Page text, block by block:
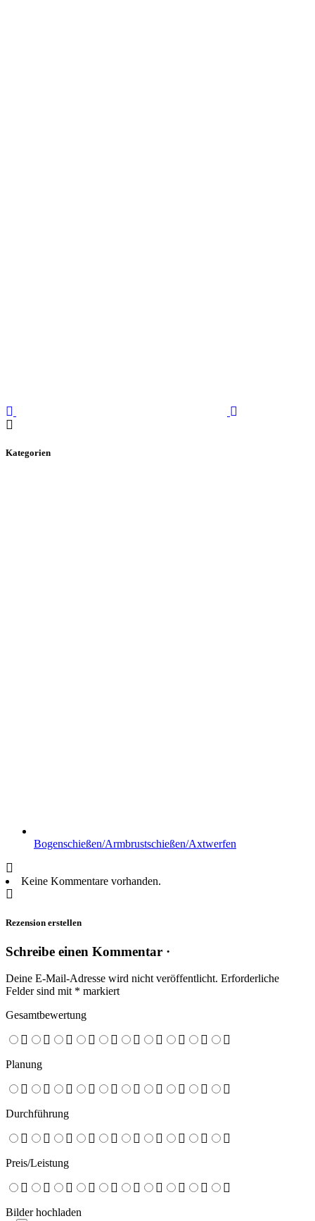
Kategorien
Bogenschießen/Armbrustschießen/Axtwerfen
Keine Kommentare vorhanden.
Rezension erstellen
Schreibe einen Kommentar ·
Deine E-Mail-Adresse wird nicht veröffentlicht. Erforderliche
Felder sind mit * markiert
Gesamtbewertung
Planung
Durchführung
Preis/Leistung
Bilder hochladen